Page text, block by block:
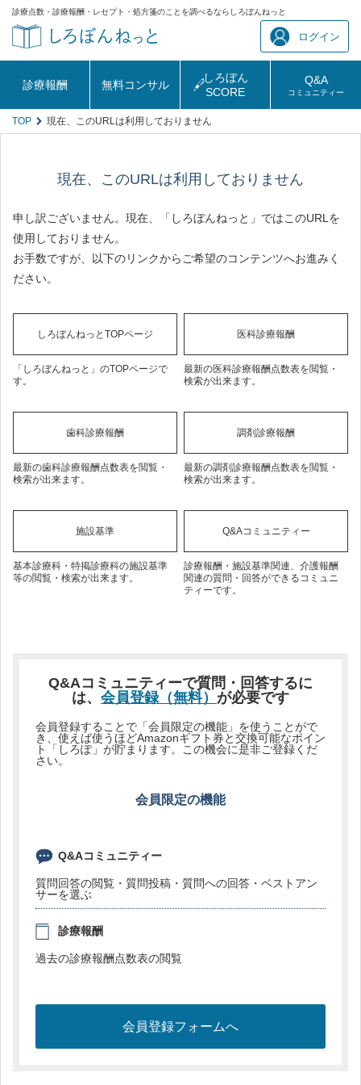
診療点数・診療報酬・レセプト・処方箋のことを調べるならしろぼんねっと
ログイン
診療報酬 無料コンサル
しろぼん
SCORE
Q&A
コミュニティー
TOP 現在、このURLは利用しておりません
現在、このURLは利用しておりません
申し訳ございません。現在、「しろぼんねっと」ではこのURLを
使用しておりません。
お手数ですが、以下のリンクからご希望のコンテンツへお進みく
ださい。
しろぼんねっとTOPページ
「しろぼんねっと」のTOPページで
す。
医科診療報酬
最新の医科診療報酬点数表を閲覧・
検索が出来ます。
歯科診療報酬
最新の歯科診療報酬点数表を閲覧・
検索が出来ます。
調剤診療報酬
最新の調剤診療報酬点数表を閲覧・
検索が出来ます。
施設基準
基本診療科・特掲診療科の施設基準
等の閲覧・検索が出来ます。
Q&Aコミュニティー
診療報酬・施設基準関連、介護報酬
関連の質問・回答ができるコミュニ
ティーです。
Q&Aコミュニティーで質問・回答するに
は、 会員登録（無料） が必要です
会員登録することで「会員限定の機能」を使うことがで
き、使えば使うほどAmazonギフト券と交換可能なポイン
ト「しろぽ」が貯まります。この機会に是非ご登録くだ
さい。
会員限定の機能
Q&Aコミュニティー
質問回答の閲覧・質問投稿・質問への回答・ベストアン
サーを選ぶ
診療報酬
過去の診療報酬点数表の閲覧
会員登録フォームへ